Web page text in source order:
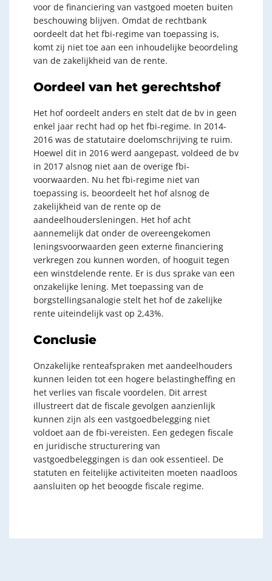
voor de financiering van vastgoed moeten buiten
beschouwing blijven. Omdat de rechtbank
oordeelt dat het fbi-regime van toepassing is,
komt zij niet toe aan een inhoudelijke beoordeling
van de zakelijkheid van de rente.
Oordeel van het gerechtshof
Het hof oordeelt anders en stelt dat de bv in geen
enkel jaar recht had op het fbi-regime. In 2014-
2016 was de statutaire doelomschrijving te ruim.
Hoewel dit in 2016 werd aangepast, voldeed de bv
in 2017 alsnog niet aan de overige fbi-
voorwaarden. Nu het fbi-regime niet van
toepassing is, beoordeelt het hof alsnog de
zakelijkheid van de rente op de
aandeelhoudersleningen. Het hof acht
aannemelijk dat onder de overeengekomen
leningsvoorwaarden geen externe financiering
verkregen zou kunnen worden, of hooguit tegen
een winstdelende rente. Er is dus sprake van een
onzakelijke lening. Met toepassing van de
borgstellingsanalogie stelt het hof de zakelijke
rente uiteindelijk vast op 2,43%.
Conclusie
Onzakelijke renteafspraken met aandeelhouders
kunnen leiden tot een hogere belastingheffing en
het verlies van fiscale voordelen. Dit arrest
illustreert dat de fiscale gevolgen aanzienlijk
kunnen zijn als een vastgoedbelegging niet
voldoet aan de fbi-vereisten. Een gedegen fiscale
en juridische structurering van
vastgoedbeleggingen is dan ook essentieel. De
statuten en feitelijke activiteiten moeten naadloos
aansluiten op het beoogde fiscale regime.